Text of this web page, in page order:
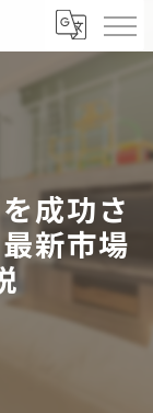
成功さ
新市場